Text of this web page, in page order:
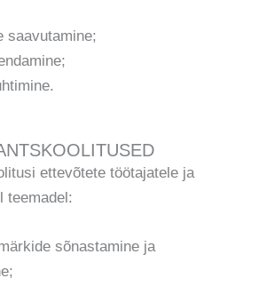
saavutamine;
ettevõtete töötajatele ja
teemadel:
sõnastamine ja